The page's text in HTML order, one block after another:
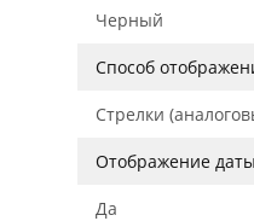
Черный
Способ
Стрелки
Отображение даты
Да